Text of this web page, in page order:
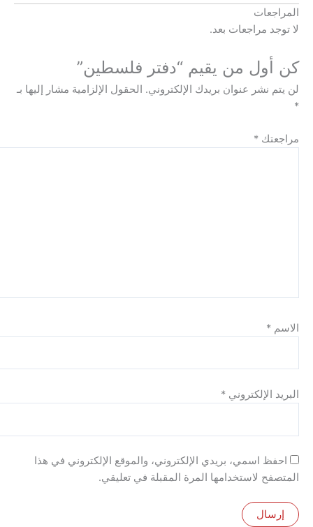
مراجعات بعد.
من يقيم “دفتر فلسطين”
عنوان بريدك الإلكتروني. الحقول الإلزامية مشار إليها بـ
*
*
اسمي، بريدي الإلكتروني، والموقع الإلكتروني في هذا
لاستخدامها المرة المقبلة في تعليقي.